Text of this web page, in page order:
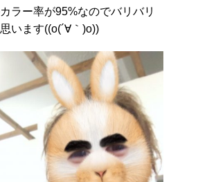
ラー率が95%なのでバリバリ
います((o(´∀｀)o))